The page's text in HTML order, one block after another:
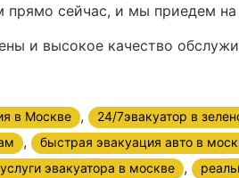
прямо сейчас, и мы приедем
и высокое качество
в Москве , 24/7эвакуатор в
, быстрая эвакуация авто в
эвакуатора в москве ,